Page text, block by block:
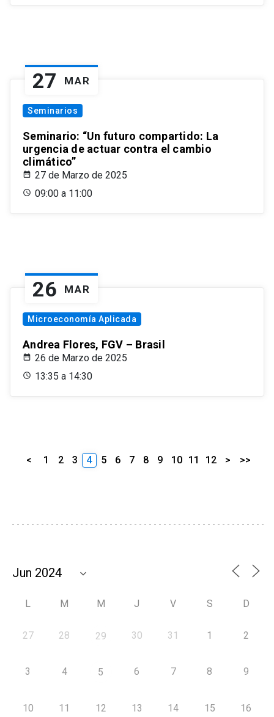
27 MAR
Seminarios
Seminario: “Un futuro compartido: La
urgencia de actuar contra el cambio
climático”
27 de Marzo de 2025
09:00 a 11:00
26 MAR
Microeconomía Aplicada
Andrea Flores, FGV – Brasil
26 de Marzo de 2025
13:35 a 14:30
< 1 2 3 4 5 6 7 8 9 10 11 12 > >>
L M M J V S D
27 28 29 30 31 1 2
3 4 5 6 7 8 9
10 11 12 13 14 15 16